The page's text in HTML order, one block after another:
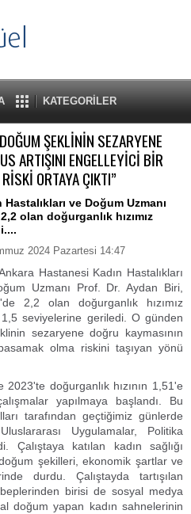
KATEGORİLER
ŞEKLİNİN SEZARYENE
ARTIŞINI ENGELLEYİCİ BİR
ORTAYA ÇIKTI”
ve Doğum Uzmanı
olan doğurganlık hızımız
2024 Pazartesi 14:47
Hastanesi Kadın Hastalıkları
Uzmanı Prof. Dr. Aydan Biri,
2,2 olan doğurganlık hızımız
seviyelerine geriledi. O günden
sezaryene doğru kaymasının
olma riskini taşıyan yönü
doğurganlık hızının 1,51'e
yapılmaya başlandı. Bu
tarafından geçtiğimiz günlerde
Uygulamalar, Politika
Çalıştaya katılan kadın sağlığı
şekilleri, ekonomik şartlar ve
durdu. Çalıştayda tartışılan
birisi de sosyal medya
doğum yapan kadın sahnelerinin